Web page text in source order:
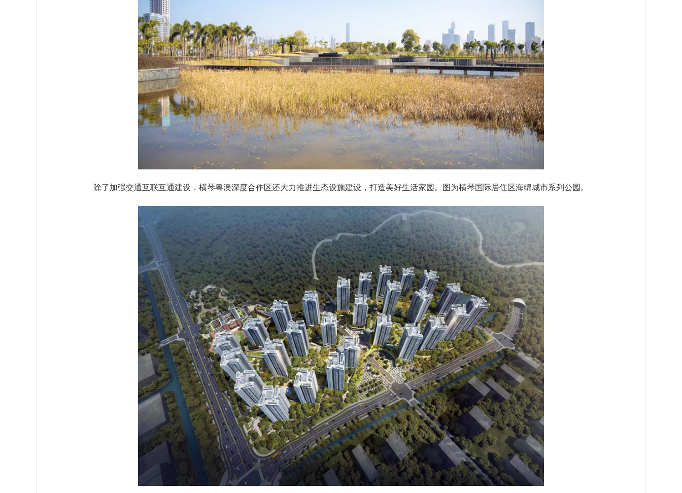
除了加强交通互联互通建设，横琴粤澳深度合作区还大力推进生态设施建设，打造美好生活家园。图为横琴国际居住区海绵城市系列公园。